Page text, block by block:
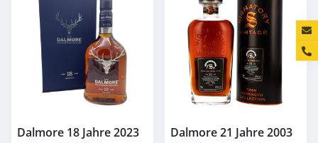
Dalmore 18 Jahre 2023
Dalmore 21 Jahre 2003